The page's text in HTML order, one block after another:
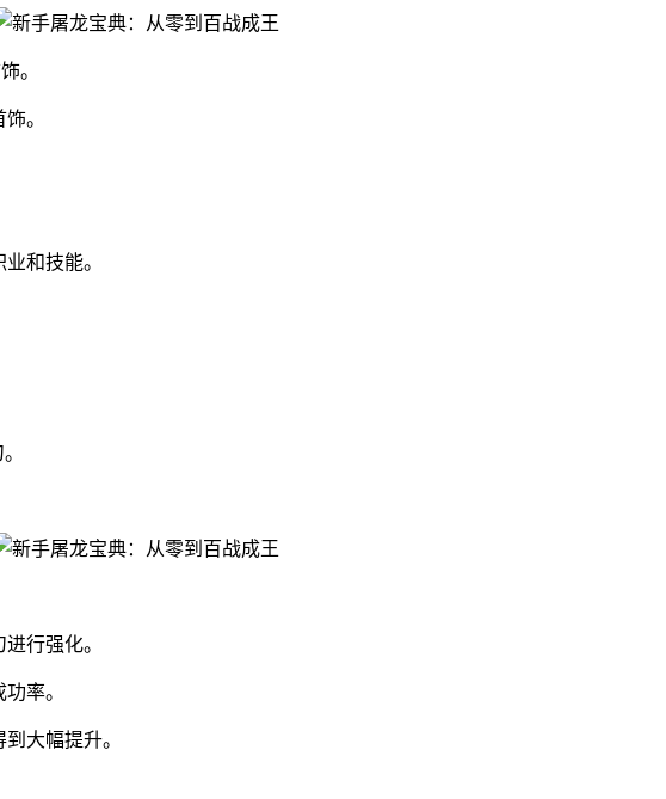
。
。
和技能。
行强化。
率。
大幅提升。